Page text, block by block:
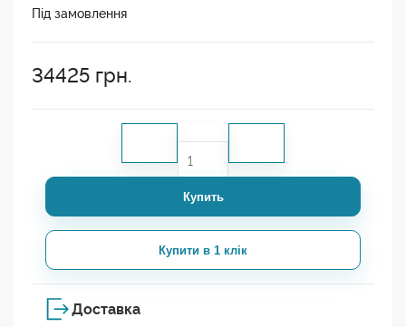
Під замовлення
34425 грн.
Купить
Купити в 1 клік
Доставка